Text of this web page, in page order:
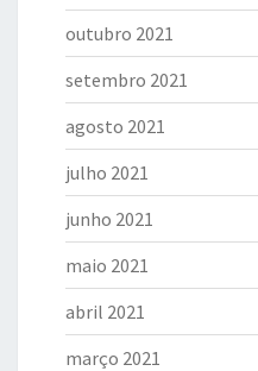
outubro 2021
setembro 2021
agosto 2021
julho 2021
junho 2021
maio 2021
abril 2021
março 2021